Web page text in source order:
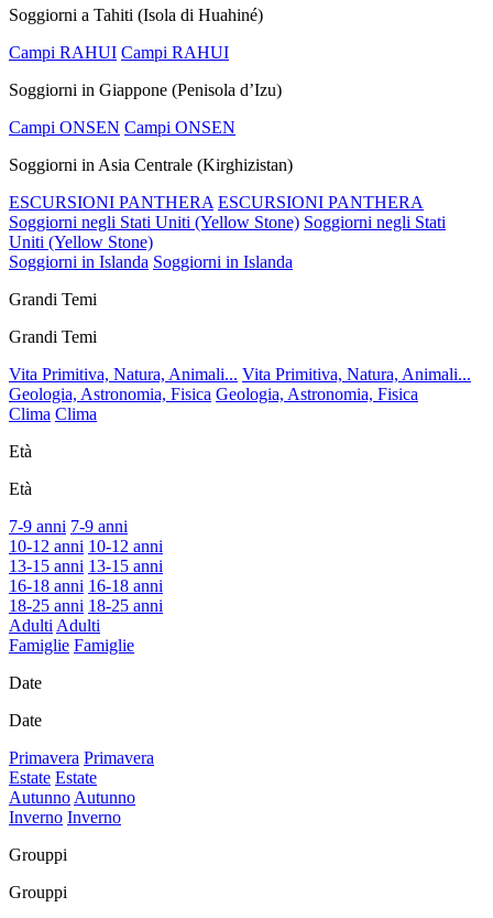
Soggiorni a Tahiti (Isola di Huahiné)
Campi RAHUI Campi RAHUI
Soggiorni in Giappone (Penisola d’Izu)
Campi ONSEN Campi ONSEN
Soggiorni in Asia Centrale (Kirghizistan)
ESCURSIONI PANTHERA ESCURSIONI PANTHERA
Soggiorni negli Stati Uniti (Yellow Stone) Soggiorni negli Stati
Uniti (Yellow Stone)
Soggiorni in Islanda Soggiorni in Islanda
Grandi Temi
Grandi Temi
Vita Primitiva, Natura, Animali... Vita Primitiva, Natura, Animali...
Geologia, Astronomia, Fisica Geologia, Astronomia, Fisica
Clima Clima
Età
Età
7-9 anni 7-9 anni
10-12 anni 10-12 anni
13-15 anni 13-15 anni
16-18 anni 16-18 anni
18-25 anni 18-25 anni
Adulti Adulti
Famiglie Famiglie
Date
Date
Primavera Primavera
Estate Estate
Autunno Autunno
Inverno Inverno
Grouppi
Grouppi